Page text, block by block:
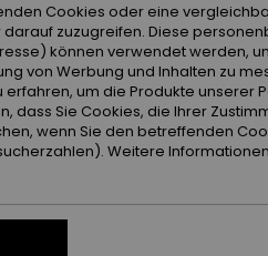
Cookies oder eine
zuzugreifen. Diese
können verwendet werden,
von Werbung und Inhalten zu
um die Produkte unserer
dass Sie Cookies, die Ihrer
wenn Sie den betreffenden
Weitere